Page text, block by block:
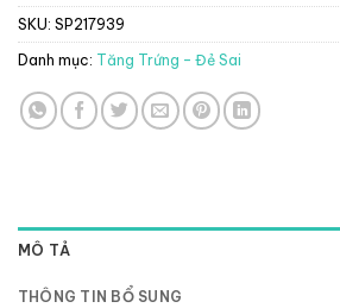
SKU: SP217939
Danh mục: Tăng Trứng - Đẻ Sai
MÔ TẢ
THÔNG TIN BỔ SUNG